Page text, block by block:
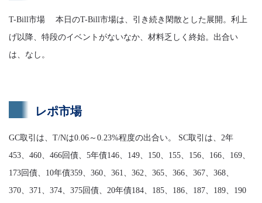
T-Bill市場 本日のT-Bill市場は、引き続き閑散とした展開。利上
げ以降、特段のイベントがないなか、材料乏しく終始。出合い
は、なし。
レポ市場
GC取引は、T/Nは0.06～0.23%程度の出合い。 SC取引は、2年
453、460、466回債、5年債146、149、150、155、156、166、169、
173回債、10年債359、360、361、362、365、366、367、368、
370、371、374、375回債、20年債184、185、186、187、189、190